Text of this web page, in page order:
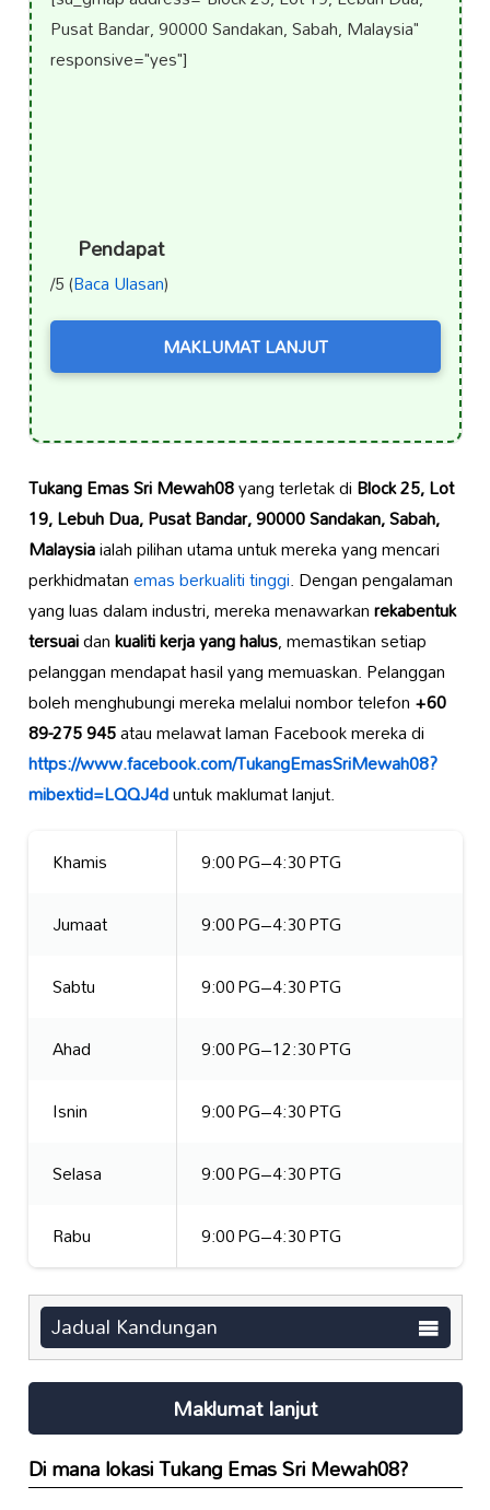
Pusat Bandar, 90000 Sandakan, Sabah, Malaysia"
responsive="yes"]
Pendapat
/5 (Baca Ulasan)
MAKLUMAT LANJUT
Tukang Emas Sri Mewah08yang terletak diBlock 25, Lot
19, Lebuh Dua, Pusat Bandar, 90000 Sandakan, Sabah,
Malaysiaialah pilihan utama untuk mereka yang mencari
perkhidmatanemas berkualiti tinggi. Dengan pengalaman
yang luas dalam industri, mereka menawarkanrekabentuk
tersuaidankualiti kerja yang halus, memastikan setiap
pelanggan mendapat hasil yang memuaskan. Pelanggan
boleh menghubungi mereka melalui nombor telefon+60
89-275 945atau melawat laman Facebook mereka di
https://www.facebook.com/TukangEmasSriMewah08?
mibextid=LQQJ4duntuk maklumat lanjut.
Khamis
9:00 PG–4:30 PTG
Jumaat
9:00 PG–4:30 PTG
Sabtu
9:00 PG–4:30 PTG
Ahad
9:00 PG–12:30 PTG
Isnin
9:00 PG–4:30 PTG
Selasa
9:00 PG–4:30 PTG
Rabu
9:00 PG–4:30 PTG
Jadual Kandungan
Maklumat lanjut
Di mana lokasiTukang Emas Sri Mewah08?